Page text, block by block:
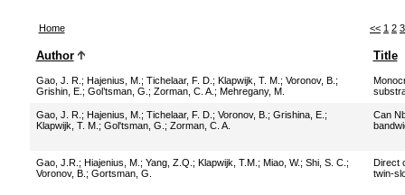
Home << 1 2 3
Author Title
Gao, J. R. ; Hajenius, M. ; Tichelaar, F. D. ; Klapwijk, T. M. ; Voronov, B. ;
Grishin, E. ; Gol’tsman, G. ; Zorman, C. A. ; Mehregany, M.
Gao, J. R. ; Hajenius, M. ; Tichelaar, F. D. ; Voronov, B. ; Grishina, E. ;
Klapwijk, T. M. ; Gol'tsman, G. ; Zorman, C. A.
Can
Gao, J.R. ; Hiajenius, M. ; Yang, Z.Q. ; Klapwijk, T.M. ; Miao, W.; Shi, S. C. ;
Voronov, B. ; Gortsman, G.
Direct
twin-